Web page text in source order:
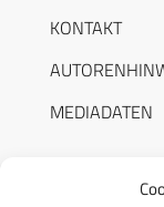
KONTAKT
MEDIADATEN